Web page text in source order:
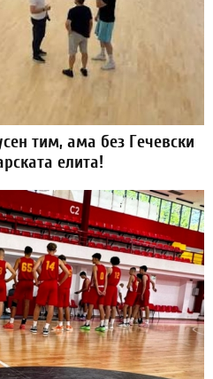
тим, ама без Гечевски
елита!